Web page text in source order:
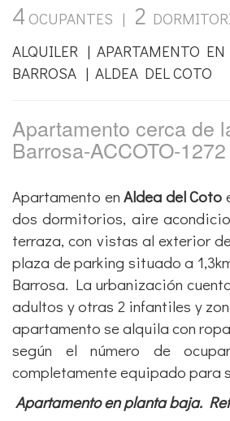
4 OCUPANTES | 2
ALQUILER | APARTAMENTO EN
BARROSA | ALDEA DEL COTO
Apartamento cerca de
Barrosa-ACCOTO-1272
Apartamento en Aldea del Coto
dos dormitorios, aire
terraza, con vistas al exterior
plaza de parking situado a
Barrosa. La urbanización
adultos y otras 2 infantiles y
apartamento se alquila con
según el número de
completamente equipado para
Apartamento en planta baja.